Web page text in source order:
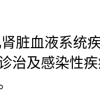
脏血液系统
治及感染性